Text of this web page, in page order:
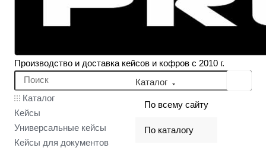
Производство и доставка кейсов и кофров с 2010 г.
Каталог
По всему сайту
По каталогу
Каталог
Кейсы
Универсальные кейсы
Кейсы для документов